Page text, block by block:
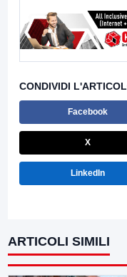
CONDIVIDI
Facebook
X
LinkedIn
ARTICOLI SIMILI